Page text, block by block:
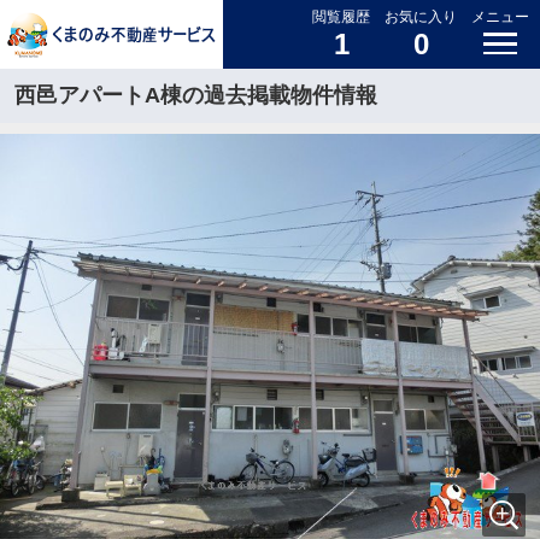
閲覧履歴
1
お気に入り
0
メニュー
西邑アパートA棟の過去掲載物件情報